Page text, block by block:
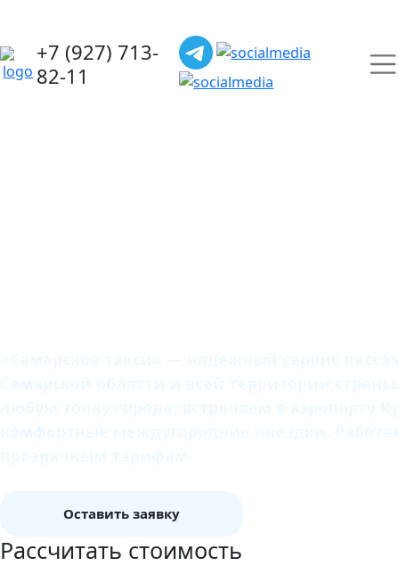
+7 (927) 713-
82-11
Оставить заявку
Рассчитать стоимость